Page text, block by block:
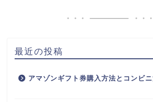
最近の投稿
アマゾンギフト券購入方法とコンビ